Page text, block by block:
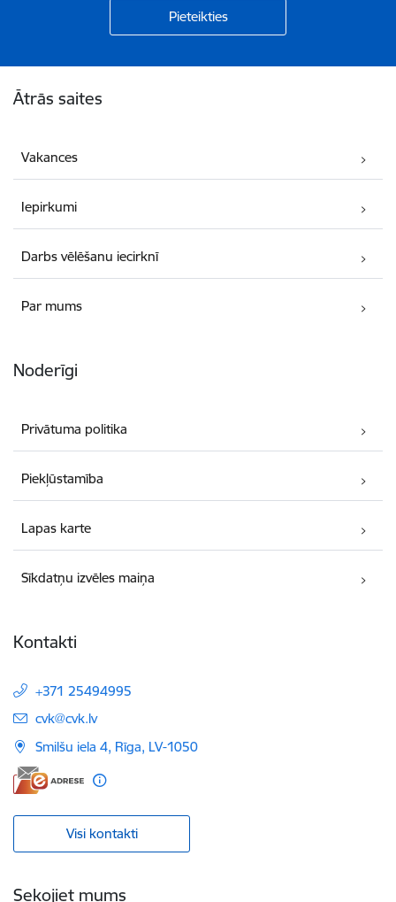
Ātrās saites
Vakances
Iepirkumi
Darbs vēlēšanu iecirknī
Par mums
Noderīgi
Privātuma politika
Piekļūstamība
Lapas karte
Sīkdatņu izvēles maiņa
Kontakti
+371 25494995
E-pasts:
cvk@cvk.lv
Smilšu iela 4, Rīga, LV-1050
Visi kontakti
Sekojiet mums